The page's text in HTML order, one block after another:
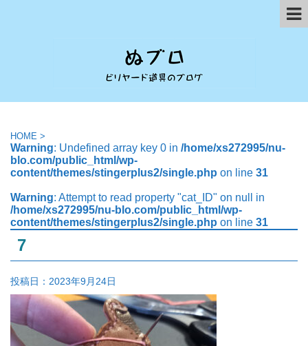
HOME >
Warning: Undefined array key 0 in /home/xs272995/nu-
blo.com/public_html/wp-
content/themes/stingerplus2/single.php on line 31
Warning: Attempt to read property "cat_ID" on null in
/home/xs272995/nu-blo.com/public_html/wp-
content/themes/stingerplus2/single.php on line 31
7
投稿日： 2023年9月24日